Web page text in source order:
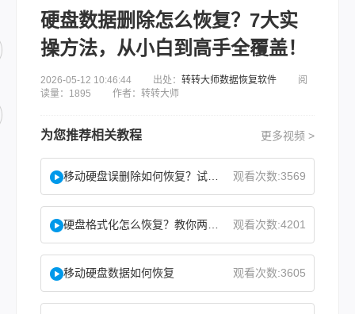
硬盘数据删除怎么恢复？7大实
操方法，从小白到高手全覆盖！
2026-05-12 10:46:44 出处： 转转大师数据恢复软件 阅
读量：1895 作者：转转大师
为您推荐相关教程 更多视频 >
观看次数:3569
观看次数:4201
移动硬盘数据如何恢复 观看次数:3605